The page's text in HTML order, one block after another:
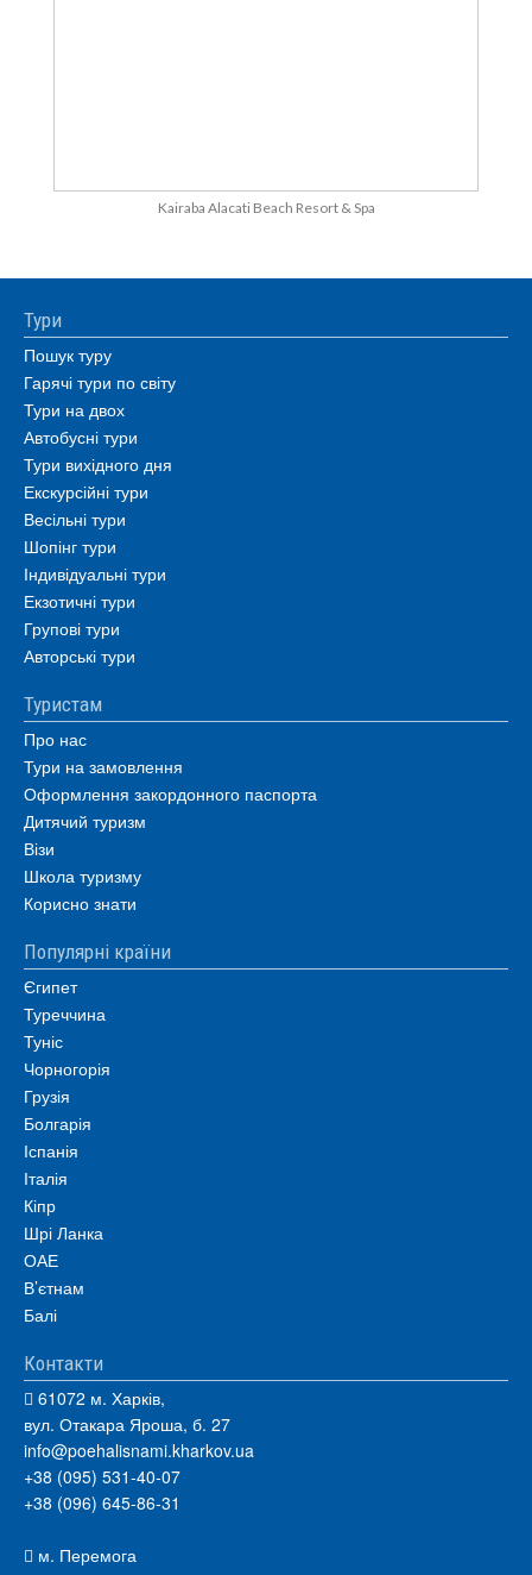
Kairaba Alacati Beach Resort & Spa
Тури
Пошук туру
Гарячі тури по світу
Тури на двох
Автобусні тури
Тури вихідного дня
Екскурсійні тури
Весільні тури
Шопінг тури
Індивідуальні тури
Екзотичні тури
Групові тури
Авторські тури
Туристам
Про нас
Тури на замовлення
Оформлення закордонного паспорта
Дитячий туризм
Візи
Школа туризму
Корисно знати
Популярні країни
Єгипет
Туреччина
Туніс
Чорногорія
Грузія
Болгарія
Іспанія
Італія
Кіпр
Шрі Ланка
ОАЕ
В’єтнам
Балі
Контакти
61072 м. Харків,
вул. Отакара Яроша, б. 27
info@poehalisnami.kharkov.ua
+38 (095) 531-40-07
+38 (096) 645-86-31
м. Перемога